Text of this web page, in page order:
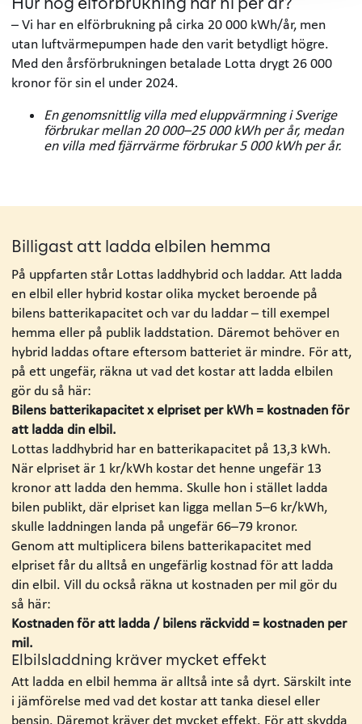
Hur hög elförbrukning har ni per år?
– Vi har en elförbrukning på cirka 20 000 kWh/år, men
utan luftvärmepumpen hade den varit betydligt högre.
Med den årsförbrukningen betalade Lotta drygt 26 000
kronor för sin el under 2024.
En genomsnittlig villa med eluppvärmning i Sverige
förbrukar mellan 20 000–25 000 kWh per år, medan
en villa med fjärrvärme förbrukar 5 000 kWh per år.
Billigast att ladda elbilen hemma
På uppfarten står Lottas laddhybrid och laddar. Att ladda
en elbil eller hybrid kostar olika mycket beroende på
bilens batterikapacitet och var du laddar – till exempel
hemma eller på publik laddstation. Däremot behöver en
hybrid laddas oftare eftersom batteriet är mindre. För att,
på ett ungefär, räkna ut vad det kostar att ladda elbilen
gör du så här:
Bilens batterikapacitet x elpriset per kWh = kostnaden för
att ladda din elbil.
Lottas laddhybrid har en batterikapacitet på 13,3 kWh.
När elpriset är 1 kr/kWh kostar det henne ungefär 13
kronor att ladda den hemma. Skulle hon i stället ladda
bilen publikt, där elpriset kan ligga mellan 5–6 kr/kWh,
skulle laddningen landa på ungefär 66–79 kronor.
Genom att multiplicera bilens batterikapacitet med
elpriset får du alltså en ungefärlig kostnad för att ladda
din elbil. Vill du också räkna ut kostnaden per mil gör du
så här:
Kostnaden för att ladda / bilens räckvidd = kostnaden per
mil.
Elbilsladdning kräver mycket effekt
Att ladda en elbil hemma är alltså inte så dyrt. Särskilt inte
i jämförelse med vad det kostar att tanka diesel eller
bensin. Däremot kräver det mycket effekt. För att skydda